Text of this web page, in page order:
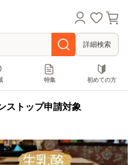
詳細検索
特集 初めての方
ストップ申請対象